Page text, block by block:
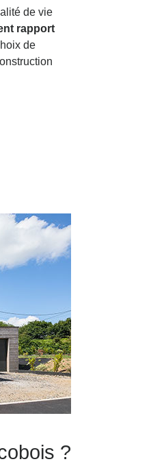
de vie
rapport
de
?